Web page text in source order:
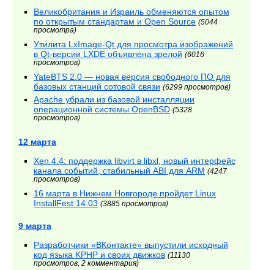
Великобритания и Израиль обменяются опытом
по открытым стандартам и Open Source (5044
просмотра)
Утилита LxImage-Qt для просмотра изображений
в Qt-версии LXDE объявлена зрелой (6016
просмотров)
YateBTS 2.0 — новая версия свободного ПО для
базовых станций сотовой связи (6299 просмотров)
Apache убрали из базовой инсталляции
операционной системы OpenBSD (5328
просмотров)
12 марта
Xen 4.4: поддержка libvirt в libxl, новый интерфейс
канала событий, стабильный ABI для ARM (4247
просмотров)
16 марта в Нижнем Новгороде пройдет Linux
InstallFest 14.03 (3885 просмотров)
9 марта
Разработчики «ВКонтакте» выпустили исходный
код языка KPHP и своих движков (11130
просмотров, 2 комментария)